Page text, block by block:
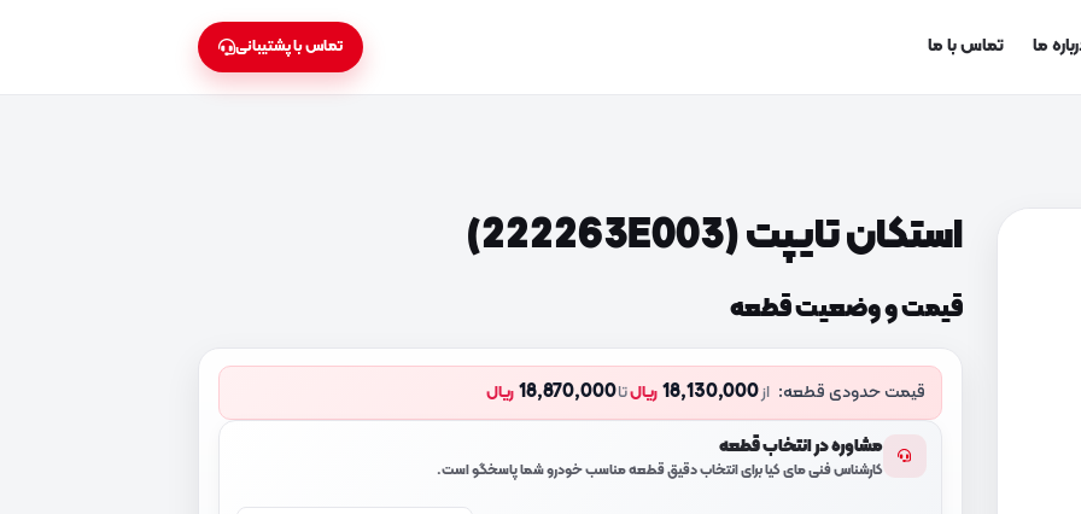
ما تماس با ما تماس با پشتیبانی
استکان تایپت (222263E003)
قیمت و وضعیت قطعه
قیمت حدودی قطعه: از18,130,000 ریالتا18,870,000ریال
مشاوره در انتخاب قطعه
کارشناس فنی مای کیا برای انتخاب دقیق قطعه مناسب خودرو شما پاسخگو است.